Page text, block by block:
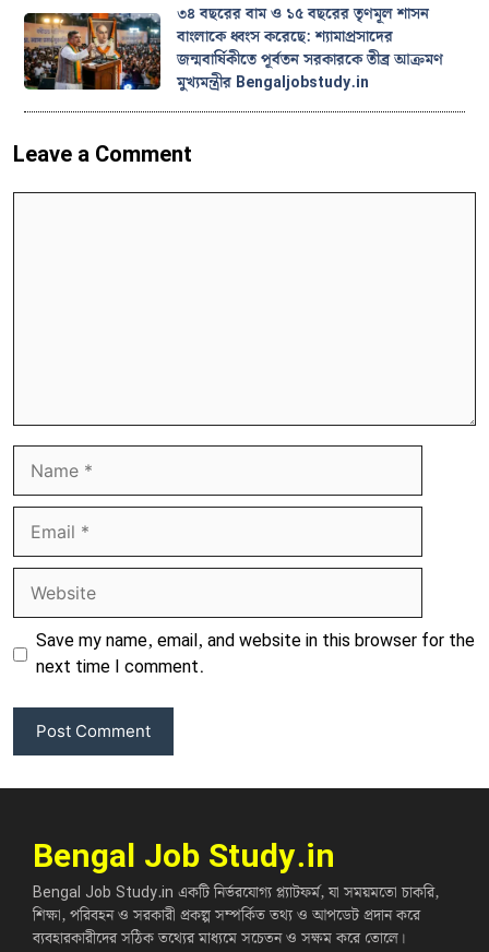
৩৪ বছরের বাম ও ১৫ বছরের তৃণমূল শাসন
বাংলাকে ধ্বংস করেছে: শ্যামাপ্রসাদের
জন্মবার্ষিকীতে পূর্বতন সরকারকে তীব্র আক্রমণ
মুখ্যমন্ত্রীর Bengaljobstudy.in
Leave a Comment
Save my name, email, and website in this browser for the
next time I comment.
Bengal Job Study.in
Bengal Job Study.in একটি নির্ভরযোগ্য প্ল্যাটফর্ম, যা সময়মতো চাকরি,
শিক্ষা, পরিবহন ও সরকারী প্রকল্প সম্পর্কিত তথ্য ও আপডেট প্রদান করে
ব্যবহারকারীদের সঠিক তথ্যের মাধ্যমে সচেতন ও সক্ষম করে তোলে।